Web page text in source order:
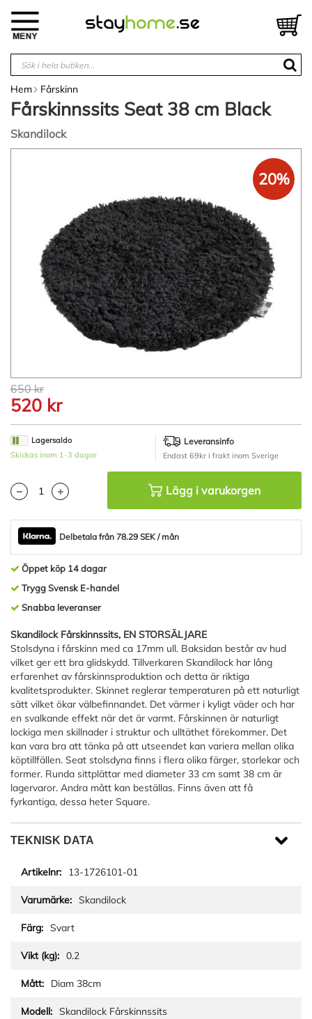
innehållet
Hem Fårskinn
Fårskinnssits Seat 38 cm Black
Skandilock
Hoppa
till
början
av
bildgalleriet
20%
650 kr
520 kr
Lagersaldo
Skickas inom 1-3 dagar
Leveransinfo
Endast 69kr i frakt inom Sverige
Lägg i varukorgen
Delbetala från 78.29 SEK / mån
Öppet köp 14 dagar
Trygg Svensk E-handel
Snabba leveranser
Skandilock Fårskinnssits, EN STORSÄLJARE
Stolsdyna i fårskinn med ca 17mm ull. Baksidan består av hud
vilket ger ett bra glidskydd. Tillverkaren Skandilock har lång
erfarenhet av fårskinnsproduktion och detta är riktiga
kvalitetsprodukter. Skinnet reglerar temperaturen på ett naturligt
sätt vilket ökar välbefinnandet. Det värmer i kyligt väder och har
en svalkande effekt när det är varmt. Fårskinnen är naturligt
lockiga men skillnader i struktur och ulltäthet förekommer. Det
kan vara bra att tänka på att utseendet kan variera mellan olika
köptillfällen. Seat stolsdyna finns i flera olika färger, storlekar och
former. Runda sittplättar med diameter 33 cm samt 38 cm är
lagervaror. Andra mått kan beställas. Finns även att få
fyrkantiga, dessa heter Square.
TEKNISK DATA
13-1726101-01
Skandilock
Svart
0.2
Diam 38cm
Skandilock Fårskinnssits